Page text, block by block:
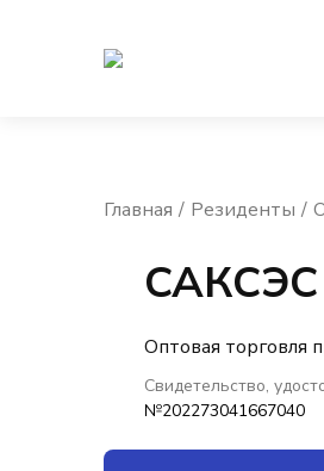
Главная Резиденты
САКСЭС
Оптовая
Свидетельство,
№202273041667040